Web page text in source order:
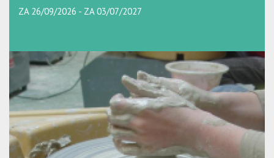
ZA 26/09/2026 - ZA 03/07/2027